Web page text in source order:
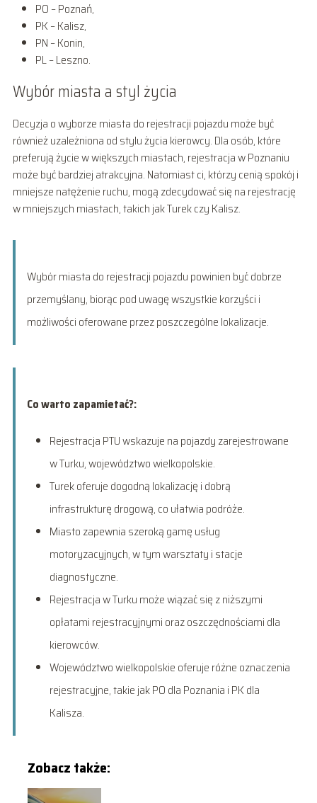
PO – Poznań,
PK – Kalisz,
PN – Konin,
PL – Leszno.
Wybór miasta a styl życia
Decyzja o wyborze miasta do rejestracji pojazdu może być
również uzależniona od stylu życia kierowcy. Dla osób, które
preferują życie w większych miastach, rejestracja w Poznaniu
może być bardziej atrakcyjna. Natomiast ci, którzy cenią spokój i
mniejsze natężenie ruchu, mogą zdecydować się na rejestrację
w mniejszych miastach, takich jak Turek czy Kalisz.
Wybór miasta do rejestracji pojazdu powinien być dobrze
przemyślany, biorąc pod uwagę wszystkie korzyści i
możliwości oferowane przez poszczególne lokalizacje.
Co warto zapamietać?:
Rejestracja PTU wskazuje na pojazdy zarejestrowane
w Turku, województwo wielkopolskie.
Turek oferuje dogodną lokalizację i dobrą
infrastrukturę drogową, co ułatwia podróże.
Miasto zapewnia szeroką gamę usług
motoryzacyjnych, w tym warsztaty i stacje
diagnostyczne.
Rejestracja w Turku może wiązać się z niższymi
opłatami rejestracyjnymi oraz oszczędnościami dla
kierowców.
Województwo wielkopolskie oferuje różne oznaczenia
rejestracyjne, takie jak PO dla Poznania i PK dla
Kalisza.
Zobacz także: